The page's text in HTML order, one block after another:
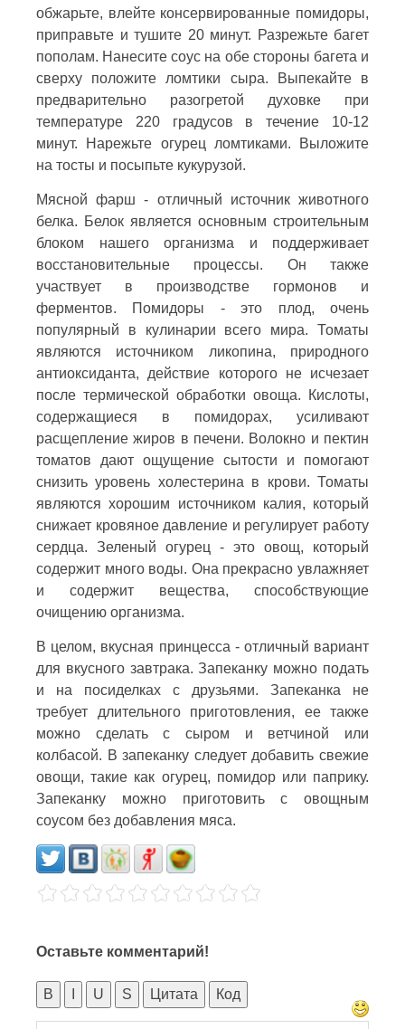
обжарьте, влейте консервированные помидоры,
приправьте и тушите 20 минут. Разрежьте багет
пополам. Нанесите соус на обе стороны багета и
сверху положите ломтики сыра. Выпекайте в
предварительно разогретой духовке при
температуре 220 градусов в течение 10-12
минут. Нарежьте огурец ломтиками. Выложите
на тосты и посыпьте кукурузой.
Мясной фарш - отличный источник животного
белка. Белок является основным строительным
блоком нашего организма и поддерживает
восстановительные процессы. Он также
участвует в производстве гормонов и
ферментов. Помидоры - это плод, очень
популярный в кулинарии всего мира. Томаты
являются источником ликопина, природного
антиоксиданта, действие которого не исчезает
после термической обработки овоща. Кислоты,
содержащиеся в помидорах, усиливают
расщепление жиров в печени. Волокно и пектин
томатов дают ощущение сытости и помогают
снизить уровень холестерина в крови. Томаты
являются хорошим источником калия, который
снижает кровяное давление и регулирует работу
сердца. Зеленый огурец - это овощ, который
содержит много воды. Она прекрасно увлажняет
и содержит вещества, способствующие
очищению организма.
В целом, вкусная принцесса - отличный вариант
для вкусного завтрака. Запеканку можно подать
и на посиделках с друзьями. Запеканка не
требует длительного приготовления, ее также
можно сделать с сыром и ветчиной или
колбасой. В запеканку следует добавить свежие
овощи, такие как огурец, помидор или паприку.
Запеканку можно приготовить с овощным
соусом без добавления мяса.
Оставьте комментарий!
B U S Цитата Код